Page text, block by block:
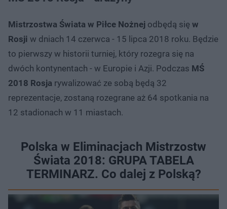
Mistrzostwa Świata w Piłce Nożnej odbędą się w
Rosji w dniach 14 czerwca - 15 lipca 2018 roku. Będzie
to pierwszy w historii turniej, który rozegra się na
dwóch kontynentach - w Europie i Azji. Podczas MŚ
2018 Rosja rywalizować ze sobą będą 32
reprezentacje, zostaną rozegrane aż 64 spotkania na
12 stadionach w 11 miastach.
Polska w Eliminacjach Mistrzostw
Świata 2018: GRUPA TABELA
TERMINARZ. Co dalej z Polską?